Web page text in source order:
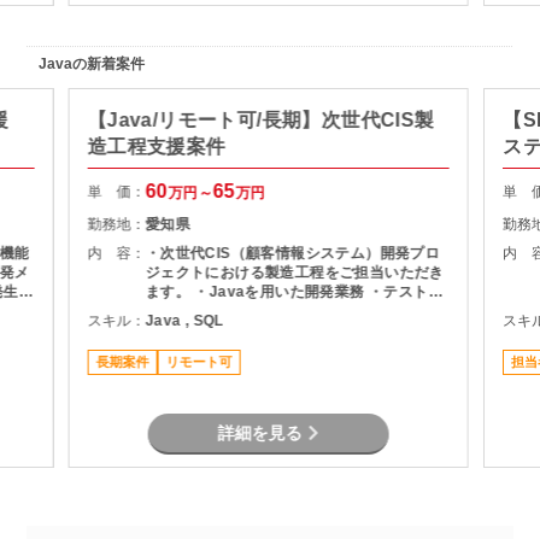
Javaの新着案件
能
メ
【Java/リモート可/長期】次世代CIS製
造工程支援案件
単 価：60万円～65万円
勤務地：愛知県
内 容：
・次世代CIS（顧客情報システム）開発プロ
ジェクトにおける製造工程をご担当いただき
ます。 ・Javaを用いた開発業務 ・テスト実
施（Junit） ・Oracle環境での開発 ・結合工
程を中心とした開発支援
スキル：Java , SQL
長期案件 リモート可
詳細を見る
【
ス
単
勤務
内
スキ
担当